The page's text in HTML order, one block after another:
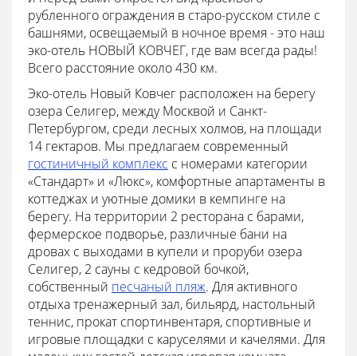
рубленного ограждения в старо-русском стиле с
башнями, освещаемый в ночное время - это наш
эко-отель НОВЫЙ КОВЧЕГ, где вам всегда рады!
Всего расстояние около 430 км.
Эко-отель Новый Ковчег расположен на берегу
озера Селигер, между Москвой и Санкт-
Петербургом, среди лесных холмов, на площади
14 гектаров. Мы предлагаем современный
гостиничный комплекс с номерами категории
«Стандарт» и «Люкс», комфортные апартаменты в
коттеджах и уютные домики в кемпинге на
берегу. На территории 2 ресторана с барами,
фермерское подворье, различные бани на
дровах с выходами в купели и проруби озера
Селигер, 2 сауны с кедровой бочкой,
собственный песчаный пляж. Для активного
отдыха тренажерный зал, бильярд, настольный
теннис, прокат спортинвентаря, спортивные и
игровые площадки с каруселями и качелями. Для